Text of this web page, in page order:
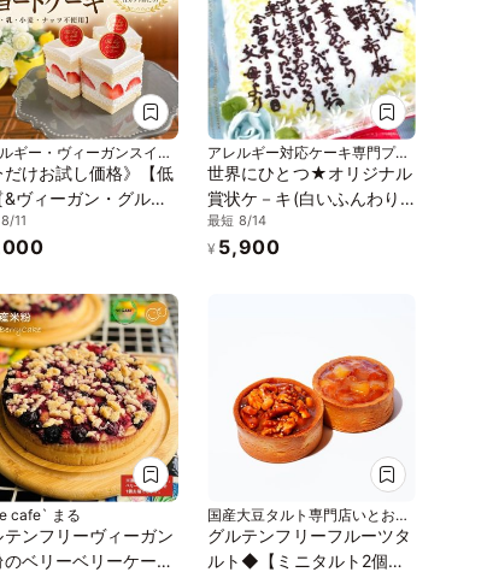
ギー・ヴィーガンスイー
ローラ)
だけお試し価格》【低
ヴィーガン・グルテ
ー】ショートケーキ
り
11
アレルギー対応ケーキ専門プテ
ィパ
世界にひとつ★オリジナル
賞状ケ－キ(白いふんわり
デコ) 卵、乳、小麦不使用
天然色素(15㎝×15㎝)
最短 8/14
¥ 5,900
cafe` まる
テンフリーヴィーガン
ベリーベリーケーキ
国産大豆タルト専門店いとおか
しき
グルテンフリーフルーツタ
ルト◆【ミニタルト2個セ